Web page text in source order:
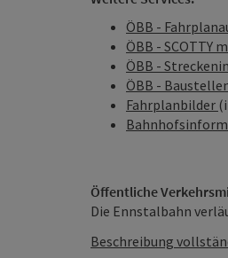
ÖBB -
ÖBB - SCOTTY
ÖBB -
ÖBB -
Fahrplanbilder
Öffentliche
Die Ennstalbahn
Beschreibung